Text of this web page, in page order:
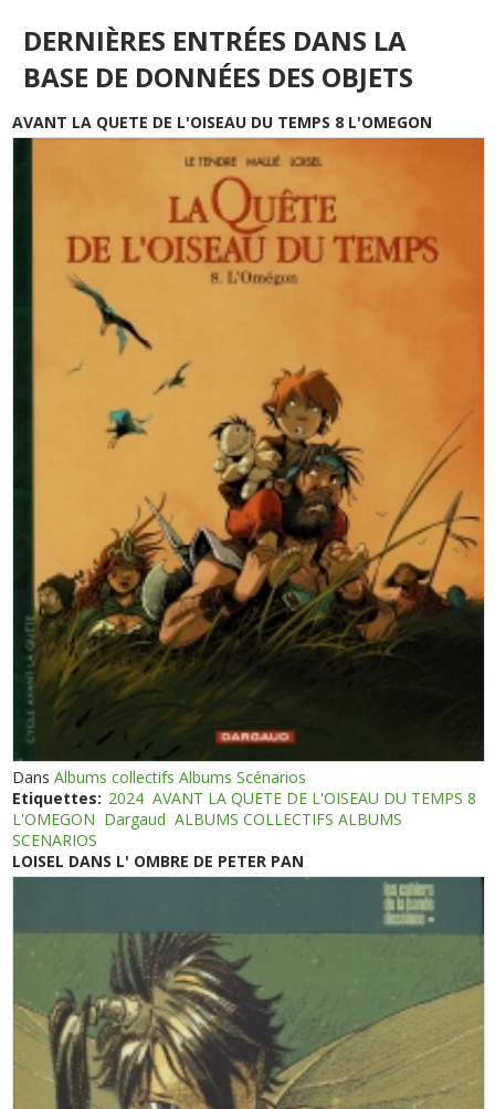
DERNIÈRES ENTRÉES DANS LA
BASE DE DONNÉES DES OBJETS
AVANT LA QUETE DE L'OISEAU DU TEMPS 8 L'OMEGON
DansAlbums collectifs Albums Scénarios
Etiquettes: 2024 AVANT LA QUETE DE L'OISEAU DU TEMPS 8
L'OMEGON Dargaud ALBUMS COLLECTIFS ALBUMS
SCENARIOS
LOISEL DANS L' OMBRE DE PETER PAN